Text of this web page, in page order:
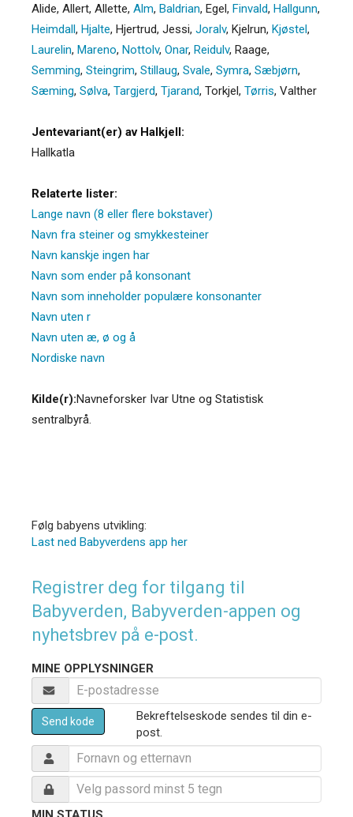
Alide, Allert, Allette, Alm, Baldrian, Egel, Finvald, Hallgunn,
Heimdall, Hjalte, Hjertrud, Jessi, Joralv, Kjelrun, Kjøstel,
Laurelin, Mareno, Nottolv, Onar, Reidulv, Raage,
Semming, Steingrim, Stillaug, Svale, Symra, Sæbjørn,
Sæming, Sølva, Targjerd, Tjarand, Torkjel, Tørris, Valther
Jentevariant(er) av Halkjell:
Hallkatla
Relaterte lister:
Lange navn (8 eller flere bokstaver)
Navn fra steiner og smykkesteiner
Navn kanskje ingen har
Navn som ender på konsonant
Navn som inneholder populære konsonanter
Navn uten r
Navn uten æ, ø og å
Nordiske navn
Kilde(r):Navneforsker Ivar Utne og Statistisk
sentralbyrå.
Følg babyens utvikling:
Last ned Babyverdens app her
Registrer deg for tilgang til
Babyverden, Babyverden-appen og
nyhetsbrev på e-post.
MINE OPPLYSNINGER
Send kode
Bekreftelseskode sendes til din e-
post.